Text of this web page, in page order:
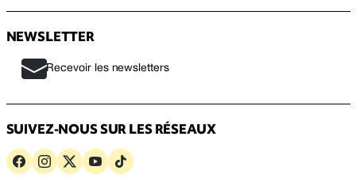
NEWSLETTER
Recevoir les newsletters
SUIVEZ-NOUS SUR LES RÉSEAUX